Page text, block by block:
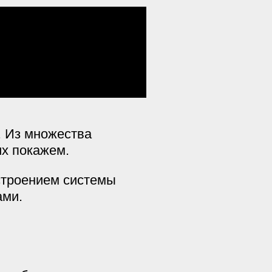
Из множества
покажем.
системы